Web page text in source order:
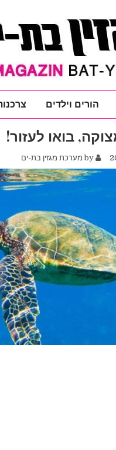
הורים וילדים
בואו לעזור!
מערכת מגזין בת-ים